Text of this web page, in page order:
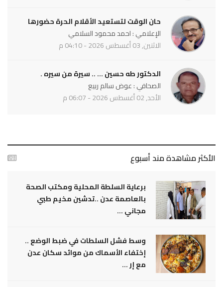
حان الوقت لتستعيد الأقلام الحرة حضورها
الإعلامي : احمد محمود السلامي
الاثنين, 03 أغسطس 2026 - 04:10 م
الدكتور طه حسين ... .. سيرة من سيره .
الصحافي : عوض سالم ربيع
الأحد, 02 أغسطس 2026 - 06:07 م
الأكثر مشاهدة مند أسبوع
برعاية السلطة المحلية ومكتب الصحة
بالعاصمة عدن ..تدشين مخيم طبي
مجاني ...
وسط فشل السلطات في ضبط الوضع ..
إختفاء الأسماك من موائد سكان عدن
مع إر ...